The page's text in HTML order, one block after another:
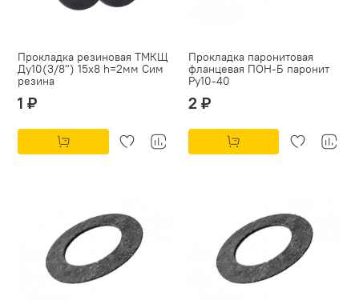
Прокладка резиновая ТМКЩ
Ду10(3/8") 15х8 h=2мм Сим
резина
1 ₽
Прокладка паронитовая
фланцевая ПОН-Б паронит
Py10-40
2 ₽